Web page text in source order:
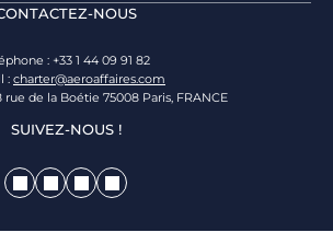
NOUS
: +33 1 44 09 91 82
: charter@aeroaffaires.com
rue de la Boétie 75008 Paris, FRANCE
SUIVEZ-NOUS !